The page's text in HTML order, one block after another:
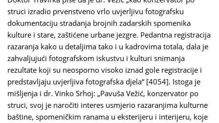
struci izradio prvenstveno vrlo uvjerljivu fotografsku
dokumentaciju stradanja brojnih zadarskih spomenika
kulture i stare, zaštićene urbane jezgre. Pedantna registracija
razaranja kako u detaljima tako i u kadrovima totala, dala je
zahvaljujući fotografskom iskustvu i kulturi snimanja
rezultate koji su neosporno visoko iznad gole registracije i
predstavljaju uvjerljiva fotografska djela“ [4054]. Istoga je
mišljenja i dr. Vinko Srhoj: „Pavuša Vežić, konzervator po
struci, svoj je naročiti interes usmjerio razaranjima kulturne
baštine, spomeničkim ranama u eksterijeru i interijeru, koje